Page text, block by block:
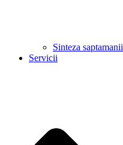
Sinteza saptamanii
Servicii